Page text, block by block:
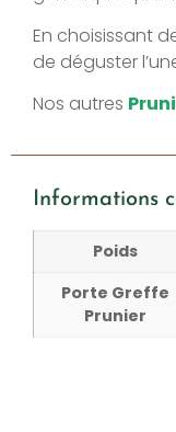
En choisissant
de déguster
Nos autres
Informations
Poids
Porte Greffe
Prunier